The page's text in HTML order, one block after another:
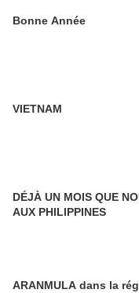
Bonne Année
VIETNAM
DÉJÀ UN MOIS QUE
AUX PHILIPPINES
ARANMULA dans la